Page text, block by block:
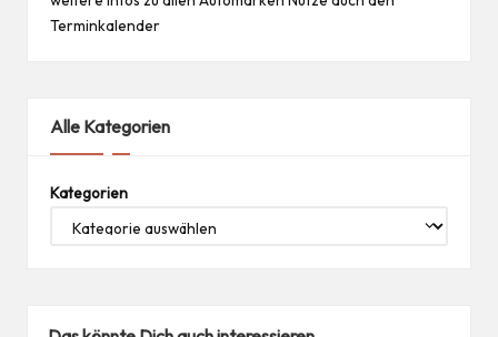
Terminkalender
Alle Kategorien
Kategorien